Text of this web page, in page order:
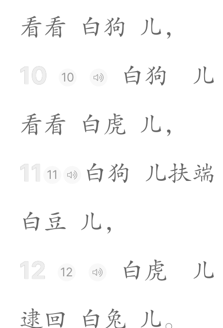
看看 白狗 儿 ，
10 10 白狗
儿
看看 白 虎 儿 ，
11 11 白狗 儿扶端
白豆 儿 ，
12 12 白 虎
儿
逮回 白 兔 儿。